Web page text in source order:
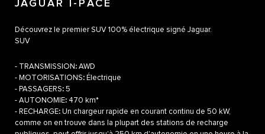
JAGUAR I-PACE
Découvrez le premier SUV 100% électrique signé Jaguar.
SUV
- TRANSMISSION : AWD
- MOTORISATIONS: Électrique
- PASSAGERS: 5
- AUTONOMIE: 470 km*
- RECHARGE: Un chargeur rapide en courant continu de 50 kW,
comme on en trouve dans la plupart des stations de recharge